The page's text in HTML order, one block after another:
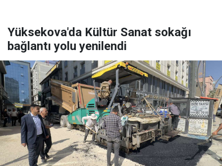
Yüksekova'da Kültür Sanat sokağı
bağlantı yolu yenilendi